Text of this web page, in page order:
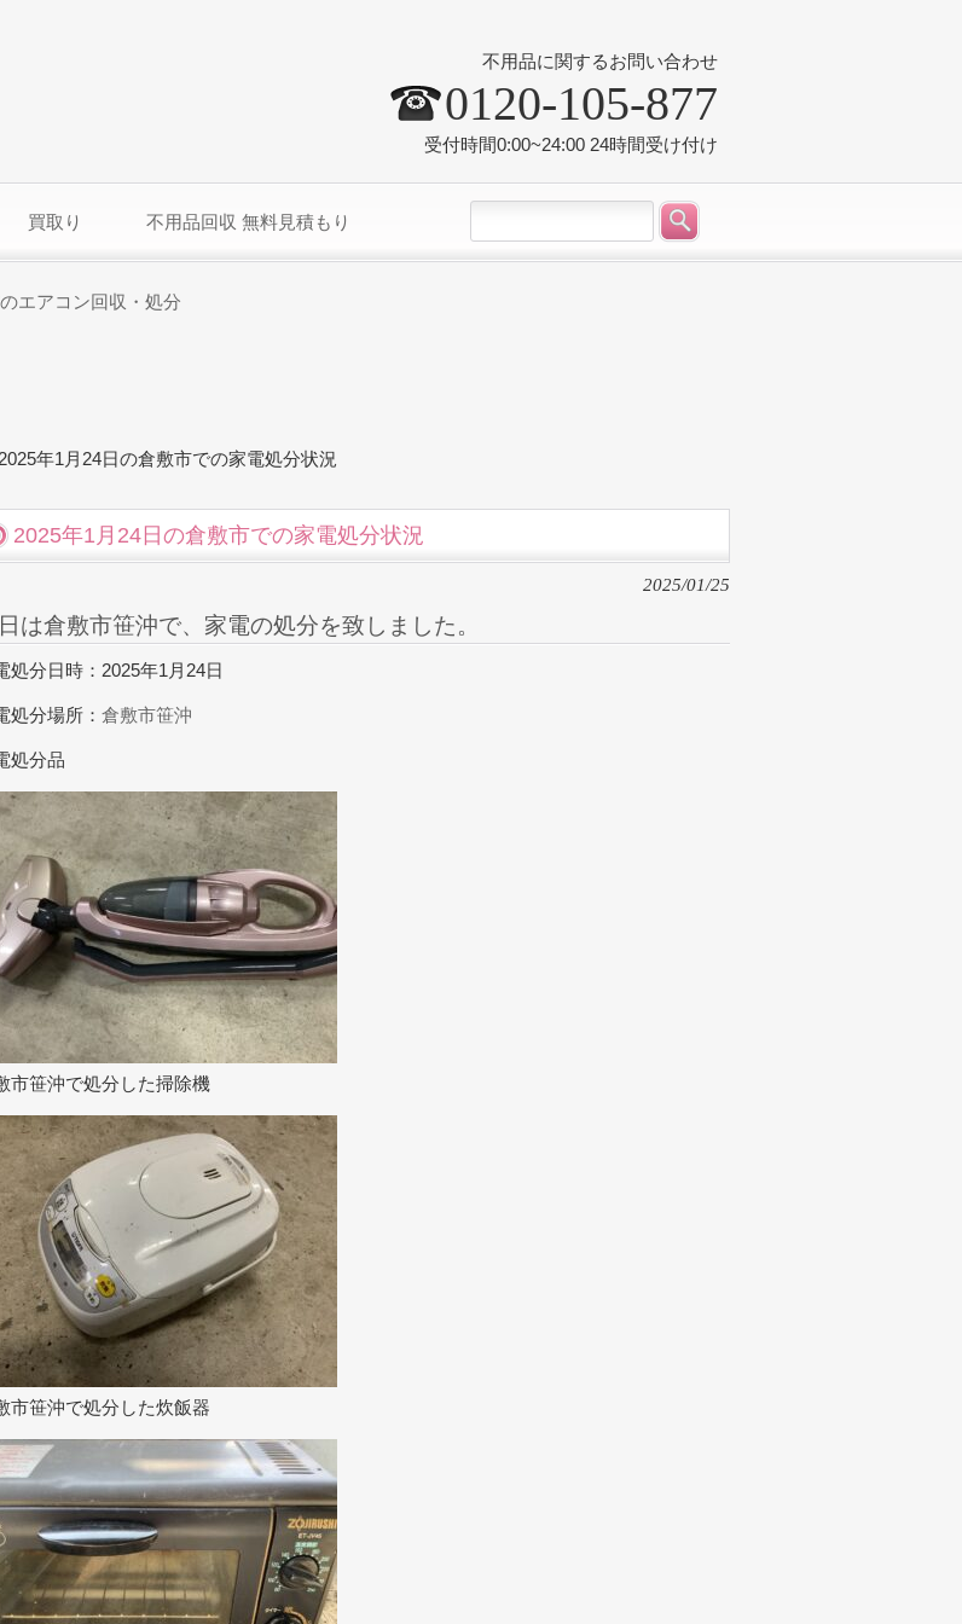
不用品に関するお問い合わせ
0120-105-877
受付時間0:00~24:00 24時間受け付け
買取り 不用品回収 無料見積もり
エアコン回収・処分
2025年1月24日の倉敷市での家電処分状況
2025年1月24日の倉敷市での家電処分状況
2025/01/25
は倉敷市笹沖で、家電の処分を致しました。
処分日時：2025年1月24日
処分場所： 倉敷市笹沖
処分品
市笹沖で処分した掃除機
市笹沖で処分した炊飯器